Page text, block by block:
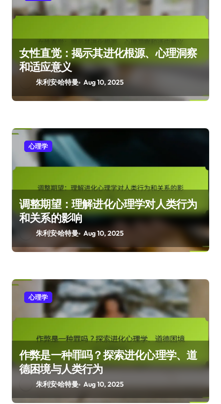
女性直觉：揭示其进化根源、心理洞察
和适应意义
朱利安·哈特曼 Aug 10, 2025
心理学
调整期望：理解进化心理学对人类行为
和关系的影响
朱利安·哈特曼 Aug 10, 2025
心理学
作弊是一种罪吗？探索进化心理学、道
德困境与人类行为
朱利安·哈特曼 Aug 10, 2025